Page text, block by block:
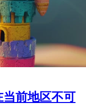
前地区不可